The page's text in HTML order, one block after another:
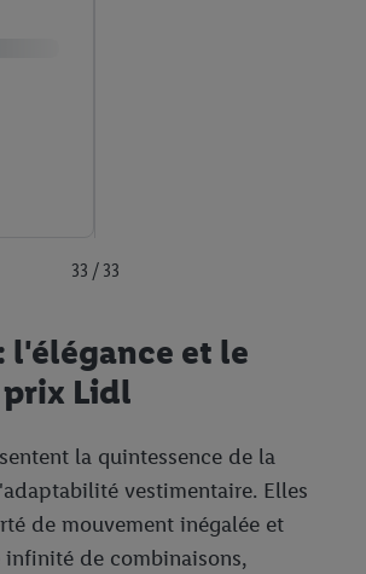
33 / 33
l'élégance et le
Lidl
la quintessence de la
vestimentaire. Elles
de mouvement inégalée et
de combinaisons,